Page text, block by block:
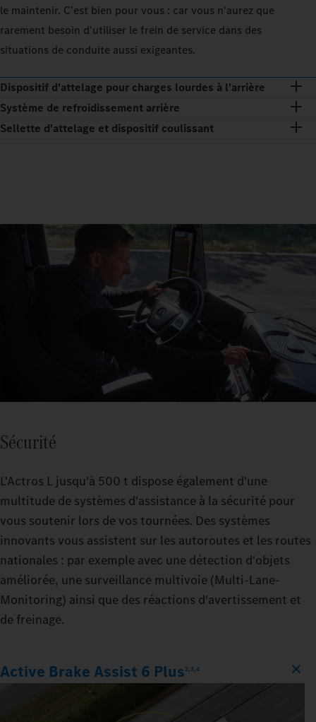
le maintenir. C'est bien pour vous : car vous n'aurez que
rarement besoin d'utiliser le frein de service dans des
situations de conduite aussi exigeantes.
Dispositif d'attelage pour charges lourdes à l'arrière
Système de refroidissement arrière
Sellette d'attelage et dispositif coulissant
Sécurité
L'Actros L jusqu'à 500 t dispose également d'une
multitude de systèmes d'assistance à la sécurité pour
vous soutenir lors de vos tournées. Des systèmes
innovants vous assistent sur les autoroutes et les routes
nationales : par exemple avec une détection d'objets
améliorée, une surveillance multivoie (Multi-Lane-
Monitoring) ainsi que des réactions d'avertissement et
de freinage.
Active Brake Assist 6 Plus2,3,4